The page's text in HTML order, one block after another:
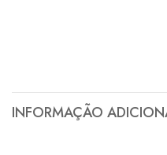
INFORMAÇÃO